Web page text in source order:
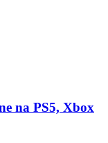
na PS5, Xbox